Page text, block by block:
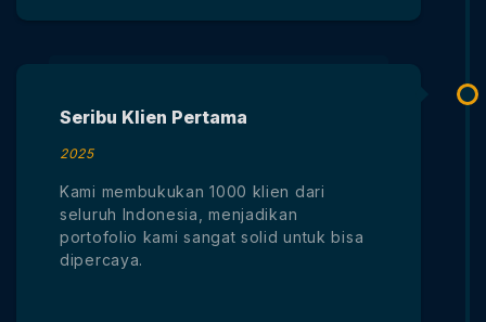
Seribu Klien Pertama
2025
Kami membukukan 1000 klien dari
seluruh Indonesia, menjadikan
portofolio kami sangat solid untuk bisa
dipercaya.